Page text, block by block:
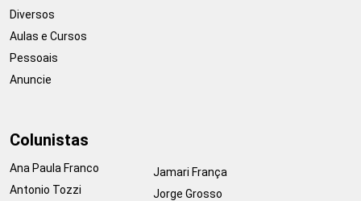
Diversos
Aulas e Cursos
Pessoais
Anuncie
Colunistas
Ana Paula Franco
Antonio Tozzi
Jamari França
Jorge Grosso